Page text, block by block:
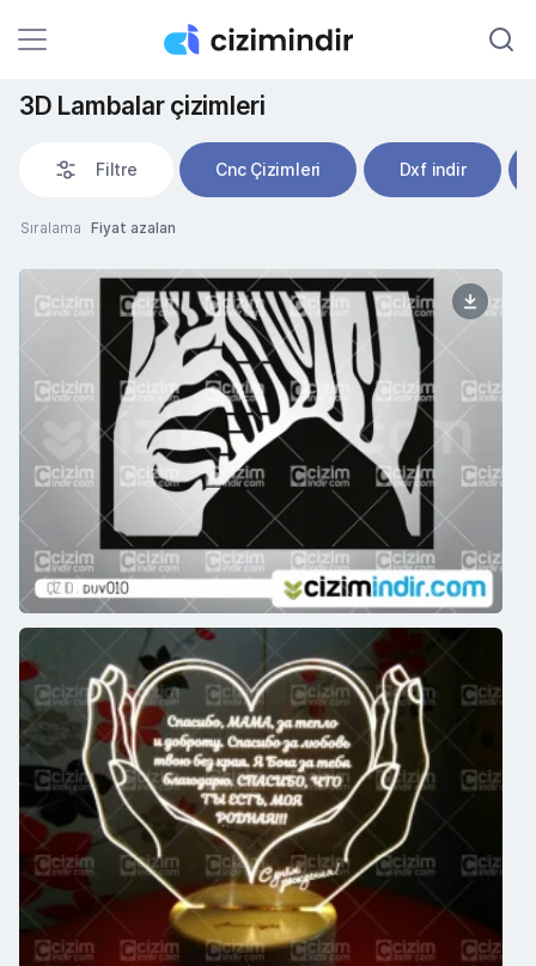
3D Lambalar çizimleri
Filtre Cnc Çizimleri Dxf indir
Sıralama Fiyat azalan